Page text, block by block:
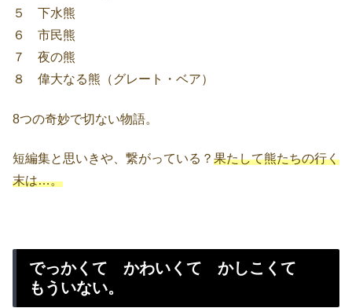
５ 下水熊
６ 市民熊
７ 夜の熊
８ 偉大なる熊（グレート・ベア）
8つの奇妙で切ない物語。
短編集と思いきや、繋がっている？ 果たして熊たちの行く
末は…。
でっかくて かわいくて かしこくて
もういない。